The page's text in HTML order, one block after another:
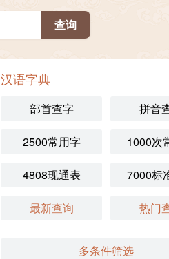
汉语字典
部首查字 拼音
2500常用字 1000次
4808现通表 7000标
最新查询 热门
多条件筛选